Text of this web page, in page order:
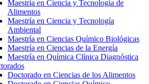
Maestría en Ciencia y Tecnología de
Alimentos
Maestría en Ciencia y Tecnología
Ambiental
Maestría en Ciencias Químico Biológicas
Maestría en Ciencias de la Energía
Maestría en Química Clínica Diagnóstica
Doctorado en Ciencias de los Alimentos